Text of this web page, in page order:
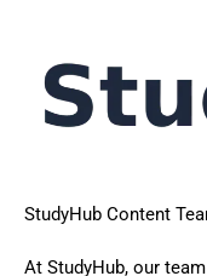
StudyHub Content
At StudyHub, our